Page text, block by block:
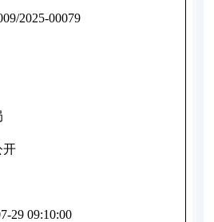
2025-00079
开
29 09:10:00